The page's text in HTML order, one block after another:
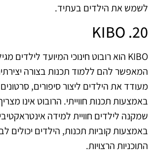
לשמש את הילדים בעתיד.
20. KIBO
המאפשר להם ללמוד תכנות בצורה
מעודד את הילדים ליצור סיפורים,
באמצעות תכנות חווייתי. הרובוט אינו
שמקנה לילדים חוויית למידה
באמצעות קוביות תכנות, הילדים יכולים
התוכניות הרצויות.